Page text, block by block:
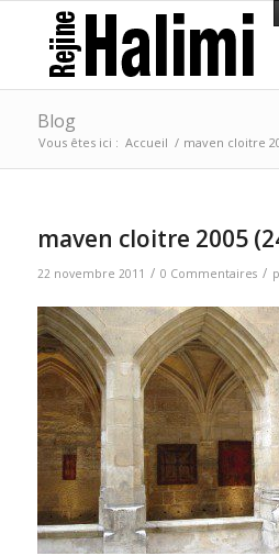
Blog
Vous êtes ici : Accueil / maven cloitre
maven cloitre 2005
22 novembre 2011 / 0 Commentaires /